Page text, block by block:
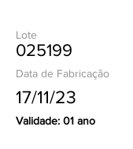
Lote
025199
Data de Fabricação
17/11/23
Validade: 01 ano